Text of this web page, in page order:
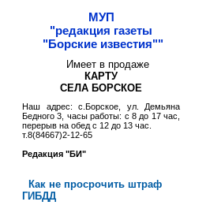
МУП
"редакция газеты
"Борские известия""
Имеет в продаже
КАРТУ
СЕЛА БОРСКОЕ
Наш адрес: с.Борское, ул. Демьяна
Бедного 3, часы работы: с 8 до 17 час,
перерыв на обед с 12 до 13 час.
т.8(84667)2-12-65
Редакция "БИ"
Как не просрочить штраф
ГИБДД